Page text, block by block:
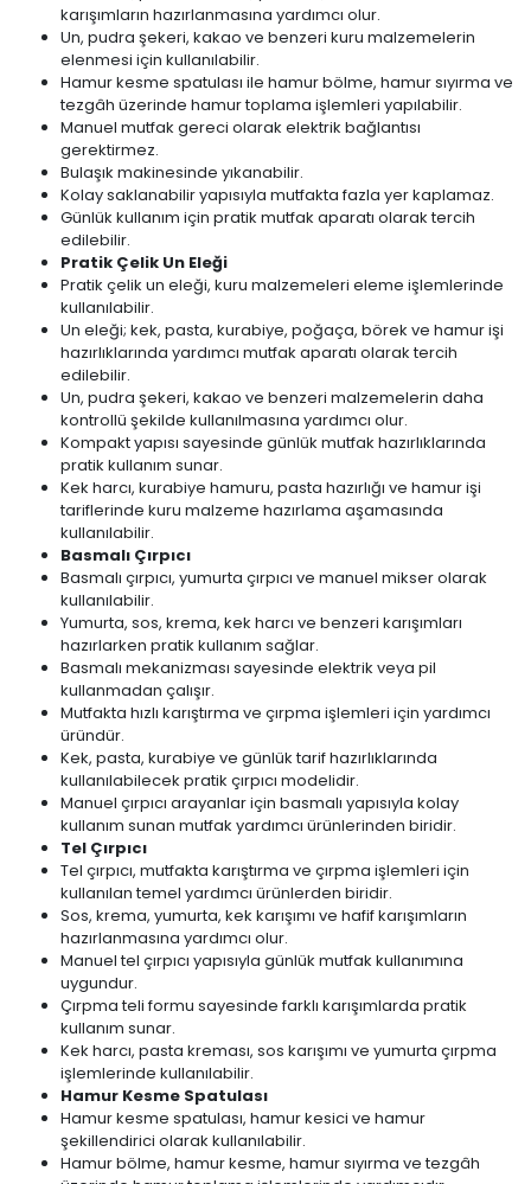
karışımların hazırlanmasına yardımcı olur.
Un, pudra şekeri, kakao ve benzeri kuru malzemelerin
elenmesi için kullanılabilir.
Hamur kesme spatulası ile hamur bölme, hamur sıyırma ve
tezgâh üzerinde hamur toplama işlemleri yapılabilir.
Manuel mutfak gereci olarak elektrik bağlantısı
gerektirmez.
Bulaşık makinesinde yıkanabilir.
Kolay saklanabilir yapısıyla mutfakta fazla yer kaplamaz.
Günlük kullanım için pratik mutfak aparatı olarak tercih
edilebilir.
Pratik Çelik Un Eleği
Pratik çelik un eleği, kuru malzemeleri eleme işlemlerinde
kullanılabilir.
Un eleği; kek, pasta, kurabiye, poğaça, börek ve hamur işi
hazırlıklarında yardımcı mutfak aparatı olarak tercih
edilebilir.
Un, pudra şekeri, kakao ve benzeri malzemelerin daha
kontrollü şekilde kullanılmasına yardımcı olur.
Kompakt yapısı sayesinde günlük mutfak hazırlıklarında
pratik kullanım sunar.
Kek harcı, kurabiye hamuru, pasta hazırlığı ve hamur işi
tariflerinde kuru malzeme hazırlama aşamasında
kullanılabilir.
Basmalı Çırpıcı
Basmalı çırpıcı, yumurta çırpıcı ve manuel mikser olarak
kullanılabilir.
Yumurta, sos, krema, kek harcı ve benzeri karışımları
hazırlarken pratik kullanım sağlar.
Basmalı mekanizması sayesinde elektrik veya pil
kullanmadan çalışır.
Mutfakta hızlı karıştırma ve çırpma işlemleri için yardımcı
üründür.
Kek, pasta, kurabiye ve günlük tarif hazırlıklarında
kullanılabilecek pratik çırpıcı modelidir.
Manuel çırpıcı arayanlar için basmalı yapısıyla kolay
kullanım sunan mutfak yardımcı ürünlerinden biridir.
Tel Çırpıcı
Tel çırpıcı, mutfakta karıştırma ve çırpma işlemleri için
kullanılan temel yardımcı ürünlerden biridir.
Sos, krema, yumurta, kek karışımı ve hafif karışımların
hazırlanmasına yardımcı olur.
Manuel tel çırpıcı yapısıyla günlük mutfak kullanımına
uygundur.
Çırpma teli formu sayesinde farklı karışımlarda pratik
kullanım sunar.
Kek harcı, pasta kreması, sos karışımı ve yumurta çırpma
işlemlerinde kullanılabilir.
Hamur Kesme Spatulası
Hamur kesme spatulası, hamur kesici ve hamur
şekillendirici olarak kullanılabilir.
Hamur bölme, hamur kesme, hamur sıyırma ve tezgâh